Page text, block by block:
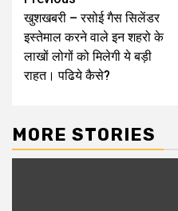
navigation
खुशखबरी – रसोई गैस सिलेंडर
इस्तेमाल करने वाले इन शहरो के
लाखों लोगों को मिलेगी ये बड़ी
राहत। पढिये कैसे?
MORE STORIES